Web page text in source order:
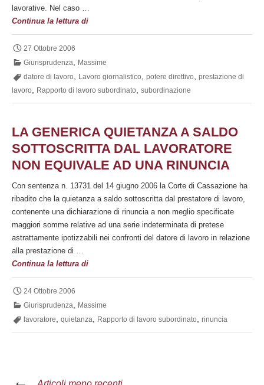
lavorative. Nel caso …
Continua la lettura diLavoro
giornalistico
vincolo
subordinazione
27 Ottobre 2006
Giurisprudenza
Massime
datore di lavoro
Lavoro giornalistico potere direttivo
prestazione di
lavoro
Rapporto di lavoro subordinato subordinazione
LA GENERICA QUIETANZA A SALDO
SOTTOSCRITTA DAL LAVORATORE
NON EQUIVALE AD UNA RINUNCIA
Con sentenza n. 13731 del 14 giugno 2006 la Corte di Cassazione ha
ribadito che la quietanza a saldo sottoscritta dal prestatore di lavoro,
contenente una dichiarazione di rinuncia a non meglio specificate
maggiori somme relative ad una serie indeterminata di pretese
astrattamente ipotizzabili nei confronti del datore di lavoro in relazione
alla prestazione di …
Continua la lettura diLa
generica
a
saldo
equivale
24 Ottobre 2006
Giurisprudenza
Massime
lavoratore
quietanza Rapporto di lavoro subordinato rinuncia
←